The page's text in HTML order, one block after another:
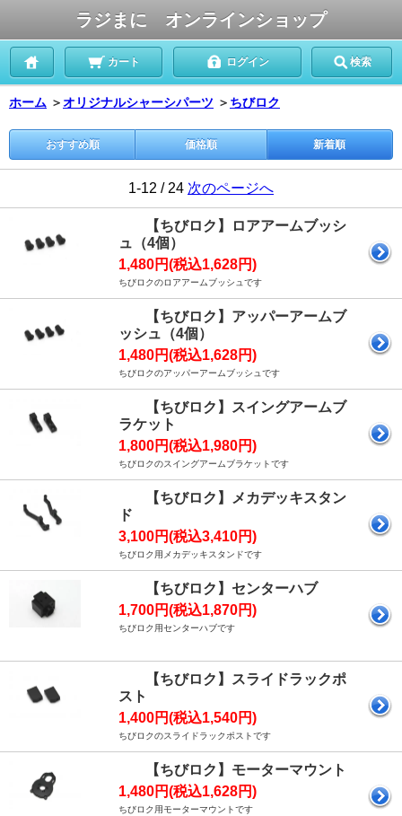
ラジまに オンラインショップ
カート ログイン 検索
ホーム ＞オリジナルシャーシパーツ ＞ ちびロク
おすすめ順 価格順 新着順
1-12 / 24 次のページへ
【ちびロク】ロアアームブッシ
ュ（4個）
1,480円(税込1,628円)
ちびロクのロアアームブッシュです
【ちびロク】アッパーアームブ
ッシュ（4個）
1,480円(税込1,628円)
ちびロクのアッパーアームブッシュです
【ちびロク】スイングアームブ
ラケット
1,800円(税込1,980円)
ちびロクのスイングアームブラケットです
【ちびロク】メカデッキスタン
ド
3,100円(税込3,410円)
ちびロク用メカデッキスタンドです
【ちびロク】センターハブ
1,700円(税込1,870円)
ちびロク用センターハブです
【ちびロク】スライドラックポ
スト
1,400円(税込1,540円)
ちびロクのスライドラックポストです
【ちびロク】モーターマウント
1,480円(税込1,628円)
ちびロク用モーターマウントです